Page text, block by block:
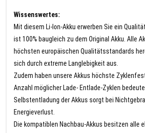
Wissenswertes:
Mit diesem Li-Ion-Akku erwerben Sie ein
ist 100% baugleich zu dem Original Akku. Alle
höchsten europäischen Qualitätsstandards
sich durch extreme Langlebigkeit aus.
Zudem haben unsere Akkus höchste
Anzahl möglicher Lade- Entlade-Zyklen
Selbstentladung der Akkus sorgt bei
Energieverlust.
Die kompatiblen Nachbau-Akkus besitzen alle